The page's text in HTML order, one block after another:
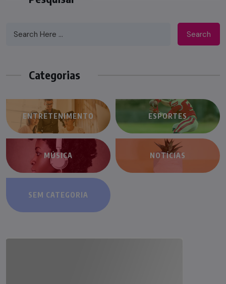
Search
Categorias
ENTRETENIMENTO ESPORTES
MÚSICA NOTÍCIAS
SEM CATEGORIA